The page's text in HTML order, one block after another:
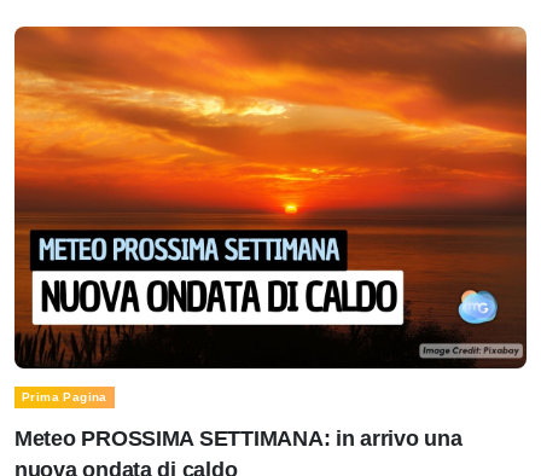
Prima Pagina
Meteo PROSSIMA SETTIMANA: in arrivo una
nuova ondata di caldo